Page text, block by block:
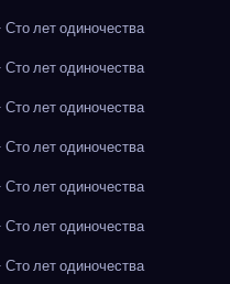
лет одиночества
лет одиночества
лет одиночества
лет одиночества
лет одиночества
лет одиночества
лет одиночества